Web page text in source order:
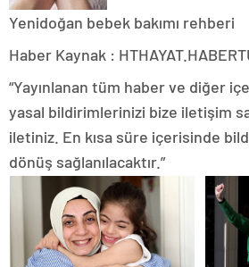
Yenidoğan bebek bakımı rehberi
Haber Kaynak :
“Yayınlanan tüm haber ve diğer
yasal bildirimlerinizi bize iletişim
iletiniz. En kısa süre içerisinde
dönüş sağlanılacaktır.”